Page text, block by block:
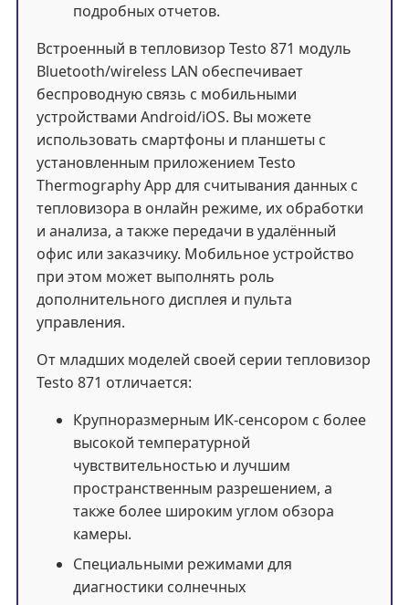
подробных отчетов.
Встроенный в тепловизор Testo 871 модуль
Bluetooth/wireless LAN обеспечивает
беспроводную связь с мобильными
устройствами Android/iOS. Вы можете
использовать смартфоны и планшеты с
установленным приложением Testo
Thermography App для считывания данных с
тепловизора в онлайн режиме, их обработки
и анализа, а также передачи в удалённый
офис или заказчику. Мобильное устройство
при этом может выполнять роль
дополнительного дисплея и пульта
управления.
От младших моделей своей серии тепловизор
Testo 871 отличается:
Крупноразмерным ИК-сенсором с более
высокой температурной
чувствительностью и лучшим
пространственным разрешением, а
также более широким углом обзора
камеры.
Специальными режимами для
диагностики солнечных